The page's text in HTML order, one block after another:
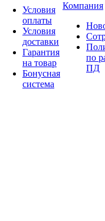
Условия
оплаты
Условия
доставки
Гарантия
на товар
Бонусная
система
Компания
по
ПД